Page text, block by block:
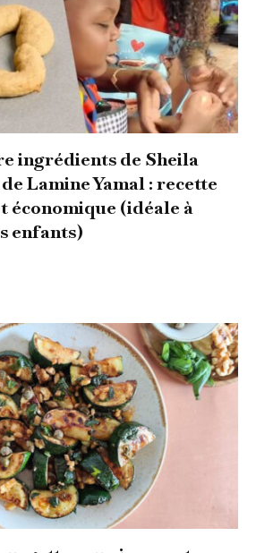
ingrédients de Sheila
Lamine Yamal : recette
économique (idéale à
enfants)